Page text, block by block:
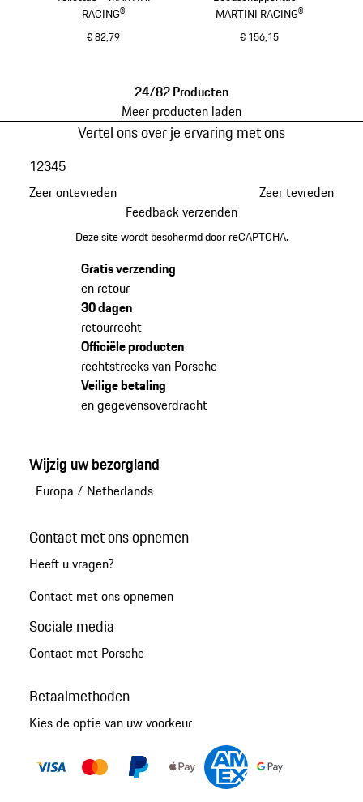
RACING®
€ 82,79
MARTINI RACING®
€ 156,15
24/82 Producten
Meer producten laden
Vertel ons over je ervaring met ons
Zeer ontevreden
12345
Zeer tevreden
Feedback verzenden
Deze site wordt beschermd door reCAPTCHA.
Gratis verzending
en retour
30 dagen
retourrecht
Officiële producten
rechtstreeks van Porsche
Veilige betaling
en gegevensoverdracht
Wijzig uw bezorgland
Europa / Netherlands
Contact met ons opnemen
Heeft u vragen?
Contact met ons opnemen
Sociale media
Contact met Porsche
Betaalmethoden
Kies de optie van uw voorkeur